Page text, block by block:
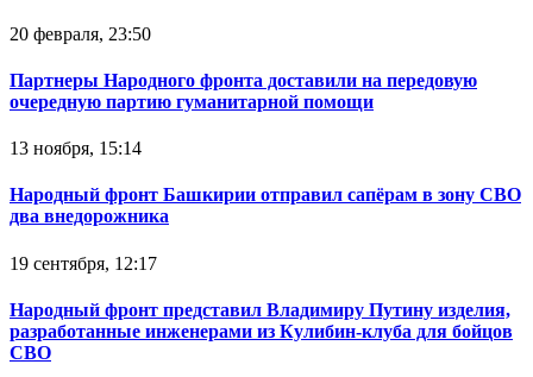
20 февраля, 23:50
Партнеры Народного фронта доставили на передовую
очередную партию гуманитарной помощи
13 ноября, 15:14
Народный фронт Башкирии отправил сапёрам в зону СВО
два внедорожника
19 сентября, 12:17
Народный фронт представил Владимиру Путину изделия,
разработанные инженерами из Кулибин-клуба для бойцов
СВО